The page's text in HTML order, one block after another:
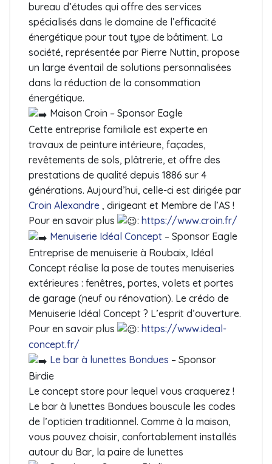
bureau d’études qui offre des services
spécialisés dans le domaine de l’efficacité
énergétique pour tout type de bâtiment. La
société, représentée par Pierre Nuttin, propose
un large éventail de solutions personnalisées
dans la réduction de la consommation
énergétique.
Maison Croin – Sponsor Eagle
Cette entreprise familiale est experte en
travaux de peinture intérieure, façades,
revêtements de sols, plâtrerie, et offre des
prestations de qualité depuis 1886 sur 4
générations. Aujourd’hui, celle-ci est dirigée par
Croin Alexandre , dirigeant et Membre de l’AS !
Pour en savoir plus
: https://www.croin.fr/
Menuiserie Idéal Concept – Sponsor Eagle
Entreprise de menuiserie à Roubaix, Idéal
Concept réalise la pose de toutes menuiseries
extérieures : fenêtres, portes, volets et portes
de garage (neuf ou rénovation). Le crédo de
Menuiserie Idéal Concept ? L’esprit d’ouverture.
Pour en savoir plus
: https://www.ideal-
concept.fr/
Le bar à lunettes Bondues – Sponsor
Birdie
Le concept store pour lequel vous craquerez !
Le bar à lunettes Bondues bouscule les codes
de l’opticien traditionnel. Comme à la maison,
vous pouvez choisir, confortablement installés
autour du Bar, la paire de lunettes